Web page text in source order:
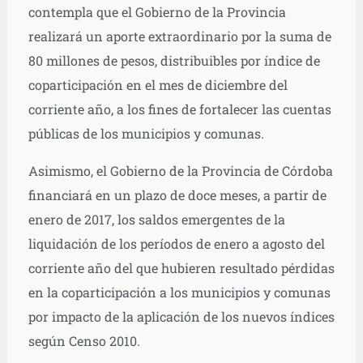
contempla que el Gobierno de la Provincia
realizará un aporte extraordinario por la suma de
80 millones de pesos, distribuibles por índice de
coparticipación en el mes de diciembre del
corriente año, a los fines de fortalecer las cuentas
públicas de los municipios y comunas.
Asimismo, el Gobierno de la Provincia de Córdoba
financiará en un plazo de doce meses, a partir de
enero de 2017, los saldos emergentes de la
liquidación de los períodos de enero a agosto del
corriente año del que hubieren resultado pérdidas
en la coparticipación a los municipios y comunas
por impacto de la aplicación de los nuevos índices
según Censo 2010.